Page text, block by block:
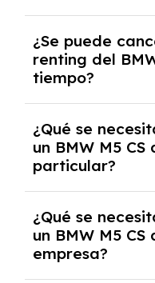
tendrás que
salvo en casos
debido al
económica.
¿Se puede
renting del
tiempo?
pero puede haber
cancelación
las condiciones
experto que te
¿Qué se
un BMW M5
particular?
y, en algunos
crediticia y un
¿Qué se
un BMW M5
empresa?